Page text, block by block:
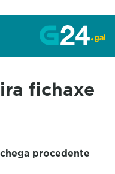
fichaxe
procedente